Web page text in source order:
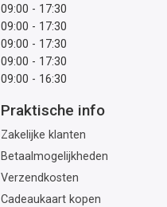
09:00 - 17:30
09:00 - 17:30
09:00 - 17:30
09:00 - 17:30
09:00 - 16:30
Praktische info
Zakelijke klanten
Betaalmogelijkheden
Verzendkosten
Cadeaukaart kopen